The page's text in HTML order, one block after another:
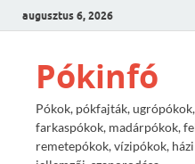
augusztus 6, 2026
Pókinfó
Pókok, pókfajták,
farkaspókok, madárpókok,
remetepókok, vízipókok,